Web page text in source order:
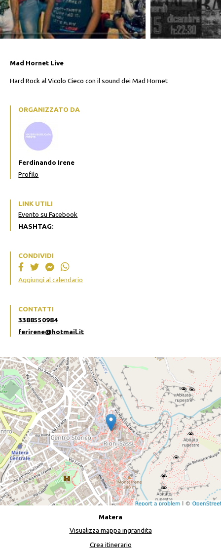
Mad Hornet Live
Hard Rock al Vicolo Cieco con il sound dei Mad Hornet
ORGANIZZATO DA
Ferdinando Irene
Profilo
LINK UTILI
Evento su Facebook
HASHTAG:
CONDIVIDI
Aggiungi al calendario
CONTATTI
3388550984
ferirene@hotmail.it
Matera
Visualizza mappa ingrandita
Crea itinerario